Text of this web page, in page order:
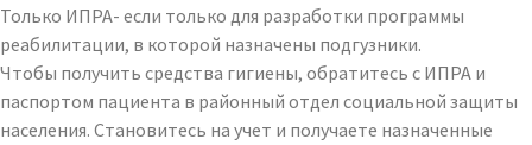
Только ИПРА- если только для разработки программы
реабилитации, в которой назначены подгузники.
Чтобы получить средства гигиены, обратитесь с ИПРА и
паспортом пациента в районный отдел социальной защиты
населения. Становитесь на учет и получаете назначенные